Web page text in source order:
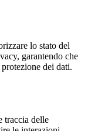
lo stato del
garantendo che
dei dati.
traccia delle